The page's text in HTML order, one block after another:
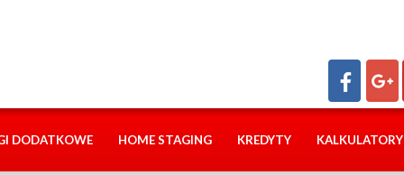
DODATKOWE HOME STAGING KREDYTY KALKULATORY